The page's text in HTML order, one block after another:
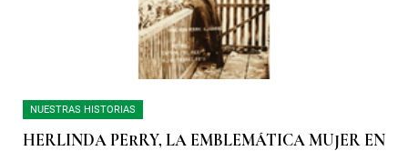
NUESTRAS HISTORIAS
HERLINDA PERRY, LA EMBLEMÁTICA MUJER EN